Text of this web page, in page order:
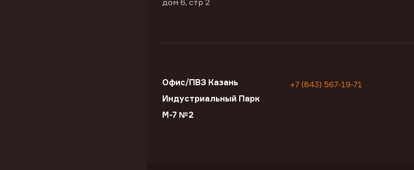
дом 6, стр 2
Офис/ПВЗ Казань
Индустриальный Парк
М-7 №2
+7 (843) 567-19-71